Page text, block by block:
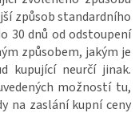
způsob standardního
30 dnů od odstoupení
způsobem, jakým je
kupující neurčí jinak.
možností tu,
na zaslání kupní ceny